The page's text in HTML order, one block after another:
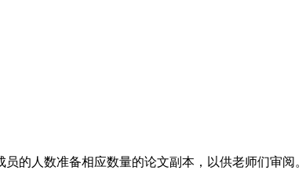
的人数准备相应数量的论文副本，以供老师们审阅。